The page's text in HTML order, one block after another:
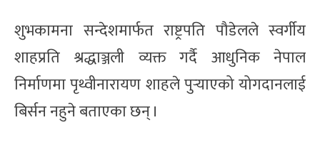
शुभकामना सन्देशमार्फत राष्ट्रपति पौडेलले स्वर्गीय
शाहप्रति श्रद्धाञ्जली व्यक्त गर्दै आधुनिक नेपाल
निर्माणमा पृथ्वीनारायण शाहले पुर्‍याएको योगदानलाई
बिर्सन नहुने बताएका छन् ।